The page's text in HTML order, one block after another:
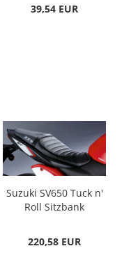
39,54 EUR
Suzuki SV650 Tuck n'
Roll Sitzbank
220,58 EUR